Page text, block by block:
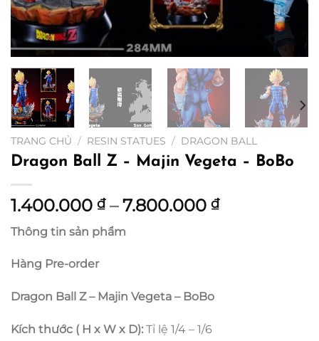
TRANG CHỦ / RESIN STATUES / DRAGON BALL
Dragon Ball Z – Majin Vegeta – BoBo
1.400.000 ₫ – 7.800.000 ₫Khoảng
Thông tin sản phẩm
Hàng Pre-order
Dragon Ball Z – Majin Vegeta – BoBo
Kích thước ( H x W x D): Tỉ lệ 1/4 – 1/6